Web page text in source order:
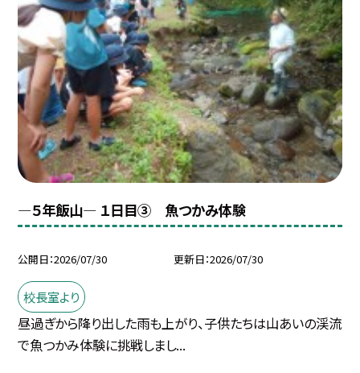
―５年飯山― １日目③ 魚つかみ体験
公開日 2026/07/30 更新日 2026/07/30
校長室より
昼過ぎから降り出した雨も上がり、子供たちは山あいの渓流
で魚つかみ体験に挑戦しまし...